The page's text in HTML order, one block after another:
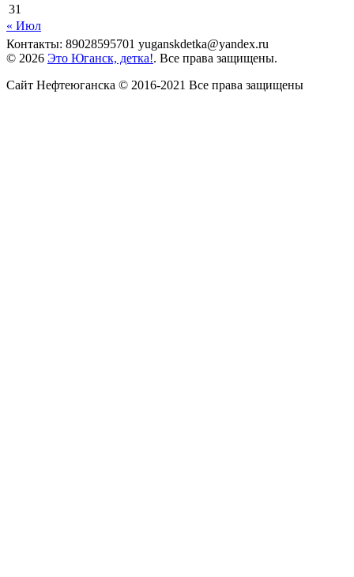
31
« Июл
Контакты: 89028595701 yuganskdetka@yandex.ru
© 2026 Это Юганск, детка!. Все права защищены.
Сайт Нефтеюганска © 2016-2021 Все права защищены